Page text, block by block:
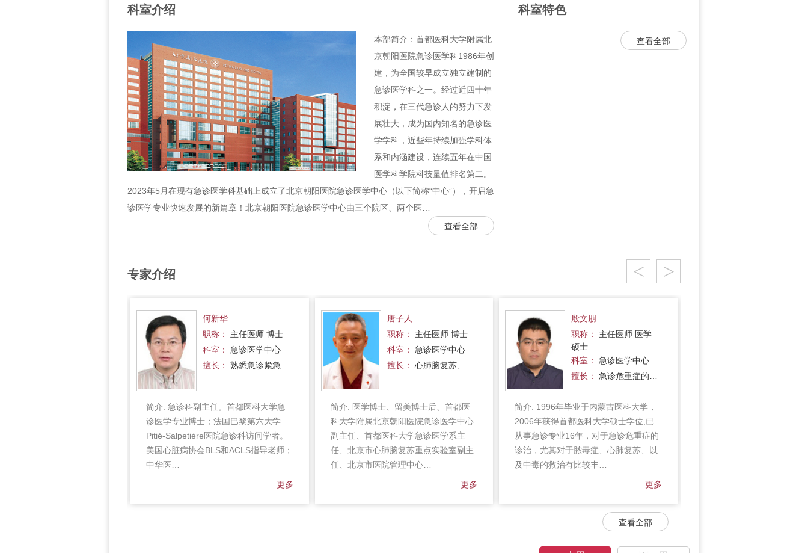
科室介绍
本部简介：首都医科大学附属北
京朝阳医院急诊医学科1986年创
建，为全国较早成立独立建制的
急诊医学科之一。经过近四十年
积淀，在三代急诊人的努力下发
展壮大，成为国内知名的急诊医
学学科，近些年持续加强学科体
系和内涵建设，连续五年在中国
医学科学院科技量值排名第二。
2023年5月在现有急诊医学科基础上成立了北京朝阳医院急诊医学中心（以下简称“中心”），开启急
诊医学专业快速发展的新篇章！北京朝阳医院急诊医学中心由三个院区、两个医…
查看全部
科室特色
查看全部
专家介绍
何新华
职称：
主任医师 博士
科室：
急诊医学中心
擅长： 熟悉急诊紧急…
简介: 急诊科副主任。首都医科大学急
诊医学专业博士；法国巴黎第六大学
Pitié-Salpetière医院急诊科访问学者。
美国心脏病协会BLS和ACLS指导老师；
中华医…
更多
唐子人
职称：
主任医师 博士
科室：
急诊医学中心
擅长： 心肺脑复苏、…
简介: 医学博士、留美博士后、首都医
科大学附属北京朝阳医院急诊医学中心
副主任、首都医科大学急诊医学系主
任、北京市心肺脑复苏重点实验室副主
任、北京市医院管理中心…
更多
殷文朋
职称：
主任医师 医学
硕士
科室：
急诊医学中心
擅长：急诊危重症的…
简介: 1996年毕业于内蒙古医科大学，
2006年获得首都医科大学硕士学位,已
从事急诊专业16年，对于急诊危重症的
诊治，尤其对于脓毒症、心肺复苏、以
及中毒的救治有比较丰…
更多
< >
查看全部